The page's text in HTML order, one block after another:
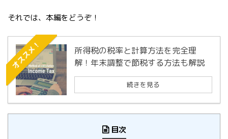
それでは、本編をどうぞ！
オススメ！
所得税の税率と計算方法を完全理
解！年末調整で節税する方法も解説
続きを見る
目次